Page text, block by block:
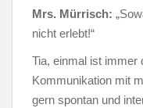
Mrs. Mürrisch:
nicht erlebt!“
Tia, einmal ist immer
Kommunikation mit
gern spontan und